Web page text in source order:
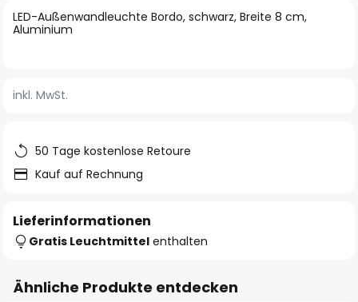
Zum
Anfang
springen
LED-Außenwandleuchte Bordo, schwarz, Breite 8 cm,
Aluminium
inkl. MwSt.
50 Tage kostenlose Retoure
Kauf auf Rechnung
Lieferinformationen
Gratis Leuchtmittel enthalten
Ähnliche Produkte entdecken